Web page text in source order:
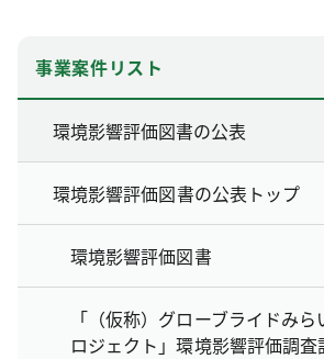
事業案件リスト
環境影響評価図書の公表
環境影響評価図書の公表トップ
環境影響評価図書
「（仮称）グローブライドみ
ロジェクト」環境影響評価調査